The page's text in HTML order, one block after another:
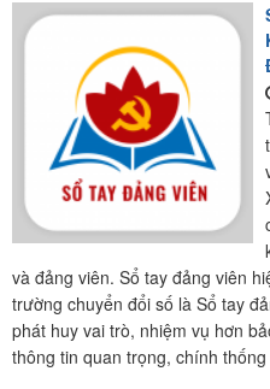
và đảng viên. Sổ tay đảng viên
trường chuyển đổi số là Sổ tay
phát huy vai trò, nhiệm vụ hơn
thông tin quan trọng, chính